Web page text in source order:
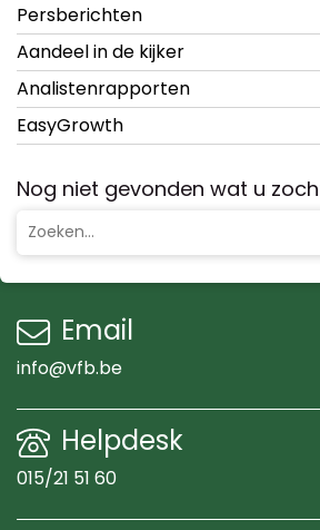
Persberichten
Aandeel in de kijker
Analistenrapporten
EasyGrowth
Nog niet gevonden wat u
Email
info@vfb.be
Helpdesk
015/21 51 60